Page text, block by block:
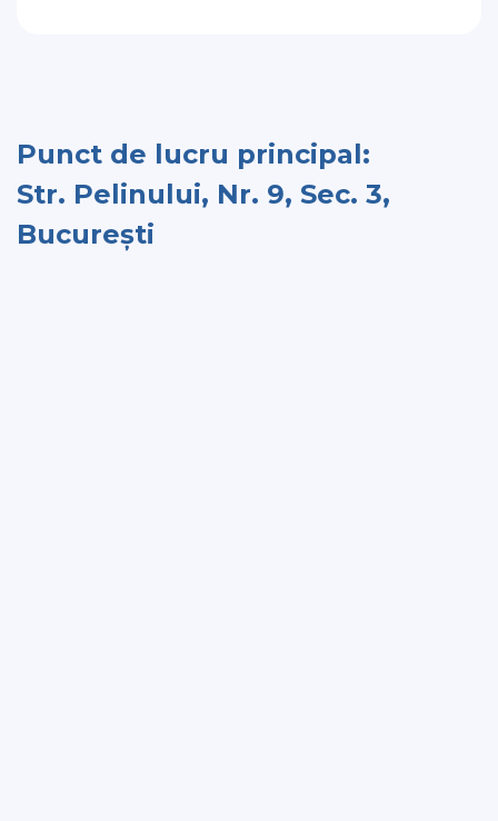
Punct de lucru principal:
Str. Pelinului, Nr. 9, Sec. 3,
București